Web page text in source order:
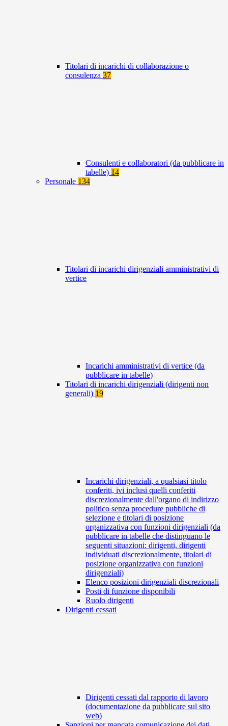
Titolari di incarichi di collaborazione o
consulenza 37
Consulenti e collaboratori (da pubblicare in
tabelle) 14
Personale 134
Titolari di incarichi dirigenziali amministrativi di
vertice
Incarichi amministrativi di vertice (da
pubblicare in tabelle)
Titolari di incarichi dirigenziali (dirigenti non
generali) 19
Incarichi dirigenziali, a qualsiasi titolo
conferiti, ivi inclusi quelli conferiti
discrezionalmente dall'organo di indirizzo
politico senza procedure pubbliche di
selezione e titolari di posizione
organizzativa con funzioni dirigenziali (da
pubblicare in tabelle che distinguano le
seguenti situazioni: dirigenti, dirigenti
individuati discrezionalmente, titolari di
posizione organizzativa con funzioni
dirigenziali)
Elenco posizioni dirigenziali discrezionali
Posti di funzione disponibili
Ruolo dirigenti
Dirigenti cessati
Dirigenti cessati dal rapporto di lavoro
(documentazione da pubblicare sul sito
web)